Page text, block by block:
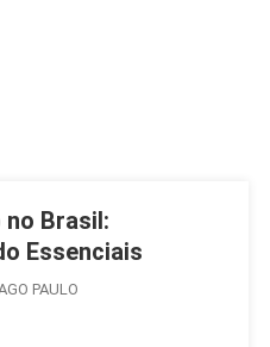
no Brasil:
Essenciais
PAULO